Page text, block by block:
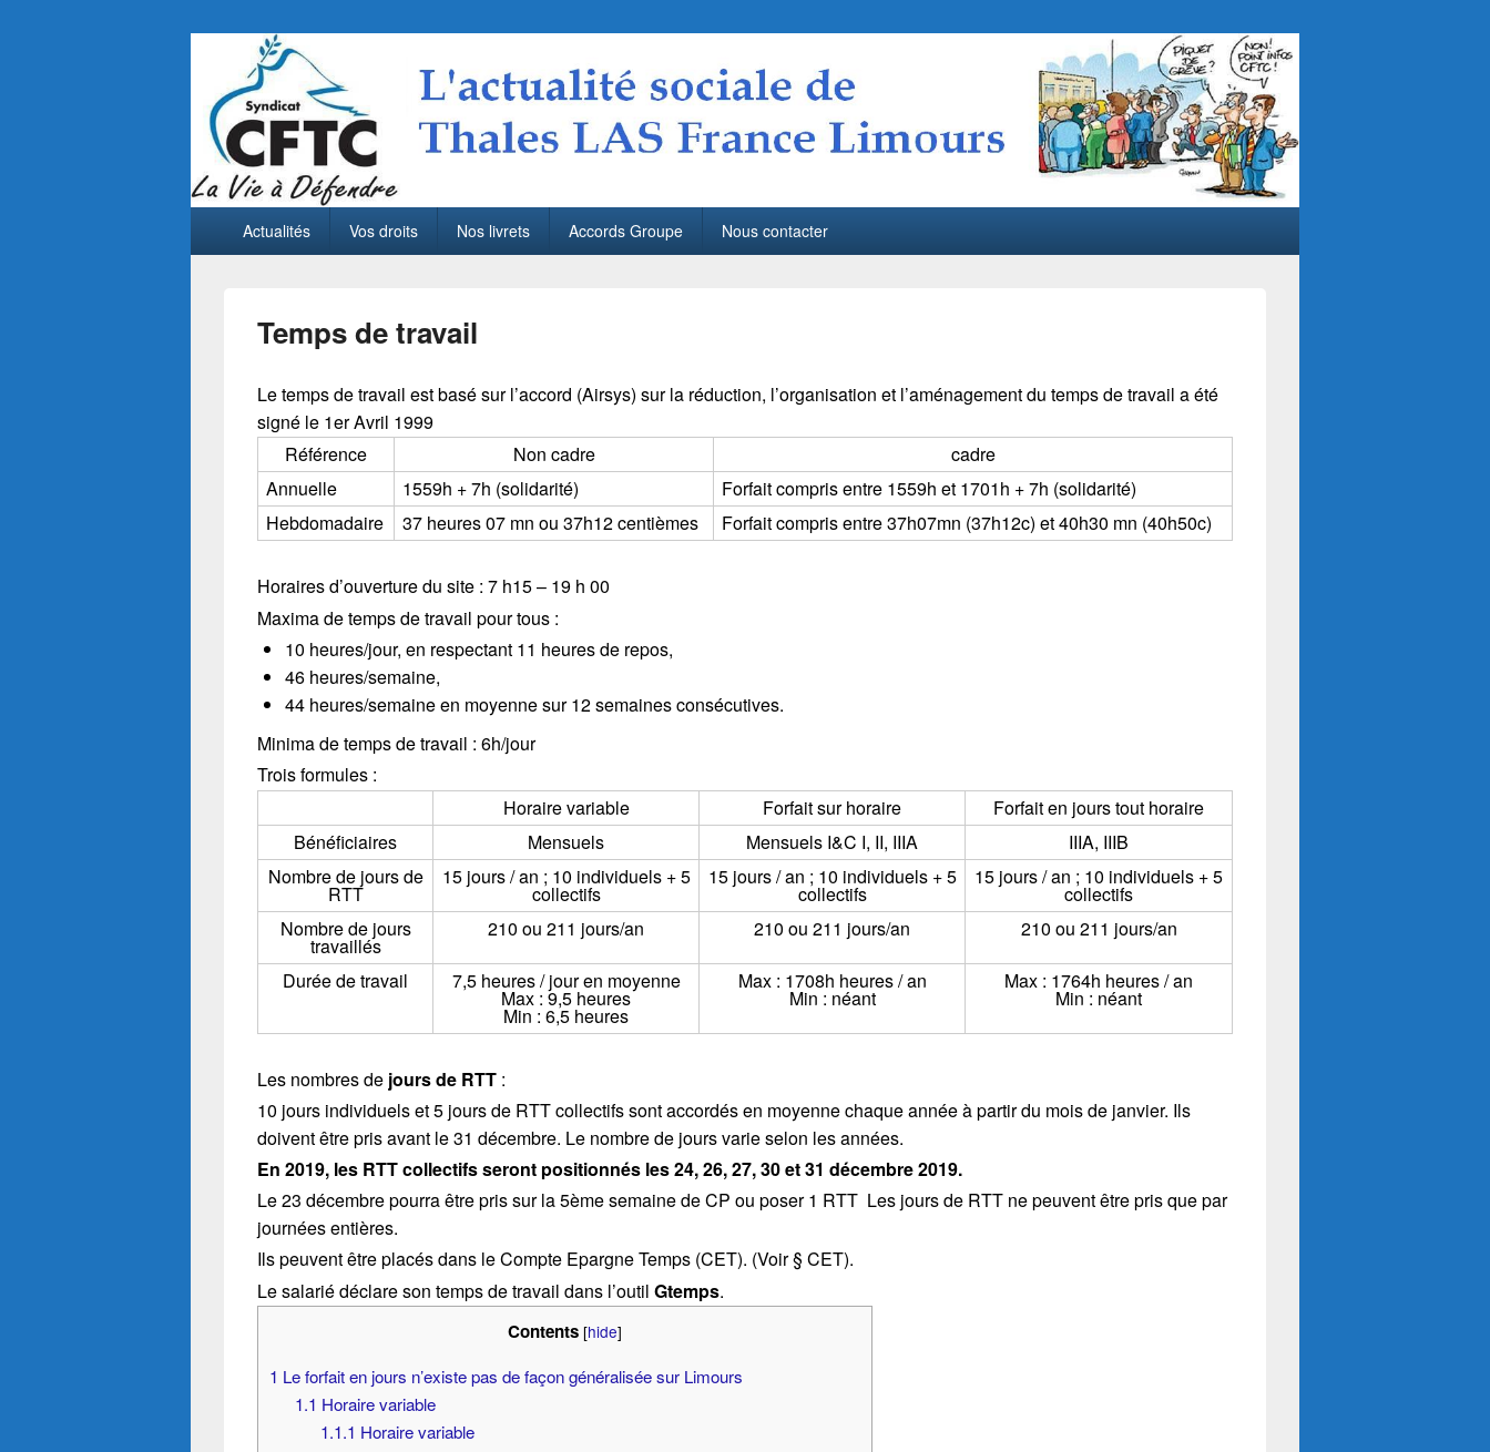
CFTC Thales LAS France Limours
principalActualités Vos droits Nos livrets Accords Groupe Nous contacter
Temps de travail
Le temps de travail est basé sur l’accord (Airsys) sur la réduction, l’organisation et l’aménagement du temps de travail a été
signé le 1er Avril 1999
Référence
Non cadre
cadre
Annuelle
1559h + 7h (solidarité)
Forfait compris entre 1559h et 1701h + 7h (solidarité)
Hebdomadaire
37 heures 07 mn ou 37h12 centièmes Forfait compris entre 37h07mn (37h12c) et 40h30 mn (40h50c)
Horaires d’ouverture du site : 7 h15 – 19 h 00
Maxima de temps de travail pour tous :
10 heures/jour, en respectant 11 heures de repos,
46 heures/semaine,
44 heures/semaine en moyenne sur 12 semaines consécutives.
Minima de temps de travail : 6h/jour
Trois formules :
Horaire variable
Forfait sur horaire
Forfait en jours tout horaire
Bénéficiaires
Mensuels Mensuels I&C I, II, IIIA
IIIA, IIIB
Nombre de jours de
RTT
15 jours / an ; 10 individuels + 5
collectifs
15 jours / an ; 10 individuels + 5
collectifs
15 jours / an ; 10 individuels + 5
collectifs
Nombre de jours
travaillés
210 ou 211 jours/an 210 ou 211 jours/an 210 ou 211 jours/an
Durée de travail 7,5 heures / jour en moyenne
Max : 9,5 heures
Min : 6,5 heures
Max : 1708h heures / an
Min : néant
Max : 1764h heures / an
Min : néant
Les nombres de jours de RTT :
10 jours individuels et 5 jours de RTT collectifs sont accordés en moyenne chaque année à partir du mois de janvier. Ils
doivent être pris avant le 31 décembre. Le nombre de jours varie selon les années.
En 2019, les RTT collectifs seront positionnés les 24, 26, 27, 30 et 31 décembre 2019.
Le 23 décembre pourra être pris sur la 5ème semaine de CP ou poser 1 RTT Les jours de RTT ne peuvent être pris que par
journées entières.
Ils peuvent être placés dans le Compte Epargne Temps (CET). (Voir § CET).
Le salarié déclare son temps de travail dans l’outil Gtemps.
Contents [hide]
1 Le forfait en jours n’existe pas de façon généralisée sur Limours
1.1 Horaire variable
1.1.1 Horaire variable